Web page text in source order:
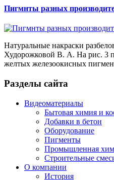
Пигмнты разных
Натуральные накраски
Худорожковой В. А. На рис. 3
желтых железоокисных
Разделы сайта
Видеоматериалы
Бытовая химия и
Добавки в бетон
Оборудование
Пигменты
Промышленная
Строительные
О компании
История